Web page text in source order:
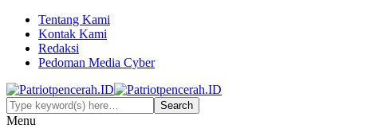
Tentang Kami
Kontak Kami
Redaksi
Pedoman Media Cyber
Menu